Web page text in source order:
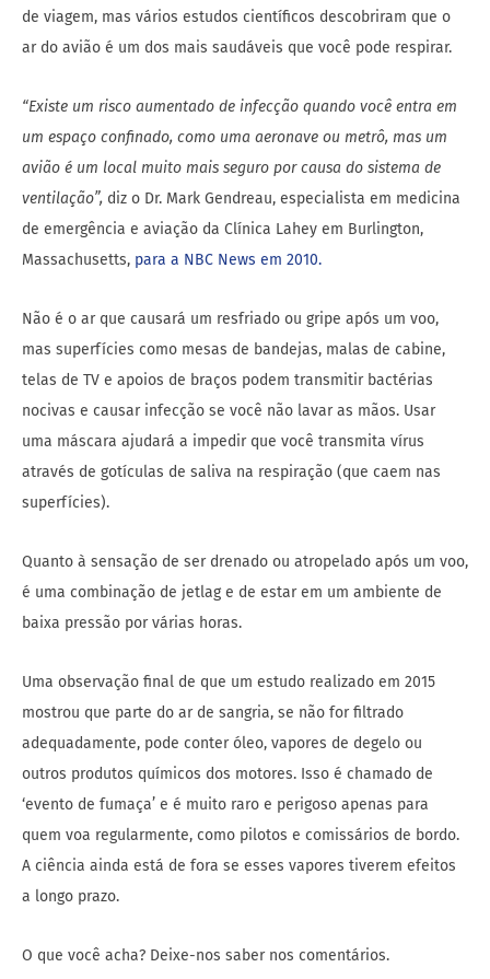
de viagem, mas vários estudos científicos descobriram que o
ar do avião é um dos mais saudáveis ​​que você pode respirar.
“Existe um risco aumentado de infecção quando você entra em
um espaço confinado, como uma aeronave ou metrô, mas um
avião é um local muito mais seguro por causa do sistema de
ventilação”, diz o Dr. Mark Gendreau, especialista em medicina
de emergência e aviação da Clínica Lahey em Burlington,
Massachusetts, para a NBC News em 2010.
Não é o ar que causará um resfriado ou gripe após um voo,
mas superfícies como mesas de bandejas, malas de cabine,
telas de TV e apoios de braços podem transmitir bactérias
nocivas e causar infecção se você não lavar as mãos. Usar
uma máscara ajudará a impedir que você transmita vírus
através de gotículas de saliva na respiração (que caem nas
superfícies).
Quanto à sensação de ser drenado ou atropelado após um voo,
é uma combinação de jetlag e de estar em um ambiente de
baixa pressão por várias horas.
Uma observação final de que um estudo realizado em 2015
mostrou que parte do ar de sangria, se não for filtrado
adequadamente, pode conter óleo, vapores de degelo ou
outros produtos químicos dos motores. Isso é chamado de
‘evento de fumaça’ e é muito raro e perigoso apenas para
quem voa regularmente, como pilotos e comissários de bordo.
A ciência ainda está de fora se esses vapores tiverem efeitos
a longo prazo.
O que você acha? Deixe-nos saber nos comentários.